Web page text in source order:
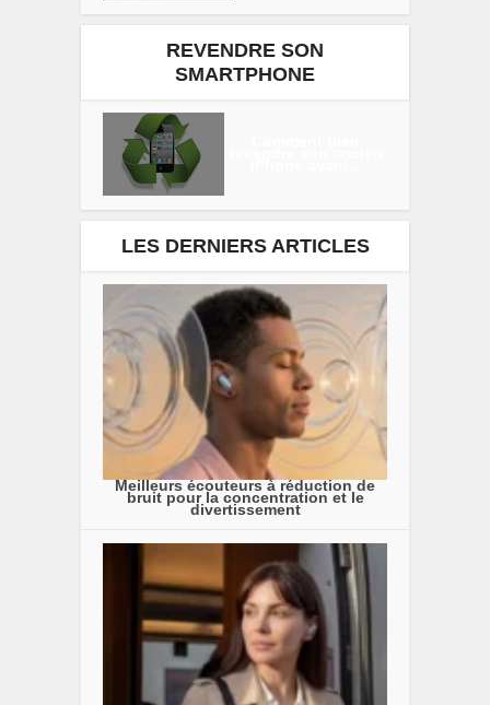
REVENDRE SON
SMARTPHONE
LES DERNIERS ARTICLES
Meilleurs écouteurs à réduction de
bruit pour la concentration et le
divertissement